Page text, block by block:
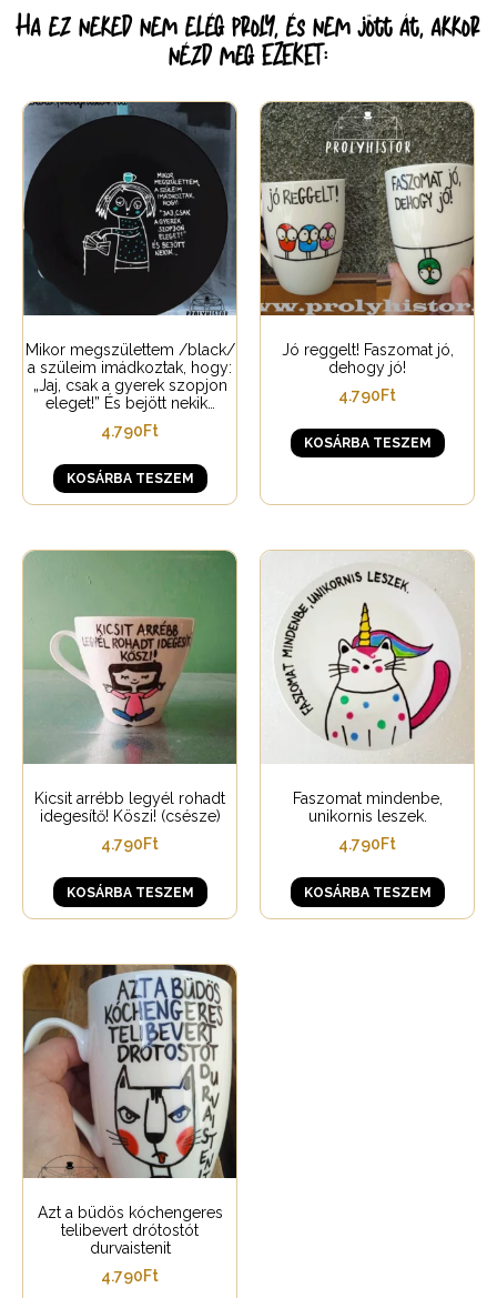
Ha ez neked nem elég proly, és nem jött át, akkor
nézd meg EZEKET:
Mikor megszülettem /black/
a szüleim imádkoztak, hogy:
„Jaj, csak a gyerek szopjon
eleget!” És bejött nekik…
4.790Ft
KOSÁRBA TESZEM
Jó reggelt! Faszomat jó,
dehogy jó!
4.790Ft
KOSÁRBA TESZEM
Kicsit arrébb legyél rohadt
idegesítő! Köszi! (csésze)
4.790Ft
KOSÁRBA TESZEM
Faszomat mindenbe,
unikornis leszek.
4.790Ft
KOSÁRBA TESZEM
Azt a büdös kóchengeres
telibevert drótostót
durvaistenit
4.790Ft